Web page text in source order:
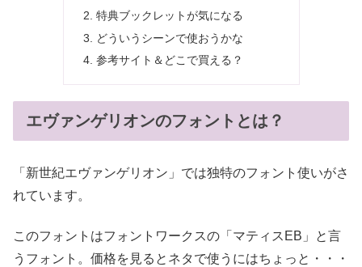
特典ブックレットが気になる
どういうシーンで使おうかな
参考サイト＆どこで買える？
エヴァンゲリオンのフォントとは？
「新世紀エヴァンゲリオン」では独特のフォント使いがさ
れています。
このフォントはフォントワークスの「マティスEB」と言
うフォント。価格を見るとネタで使うにはちょっと・・・